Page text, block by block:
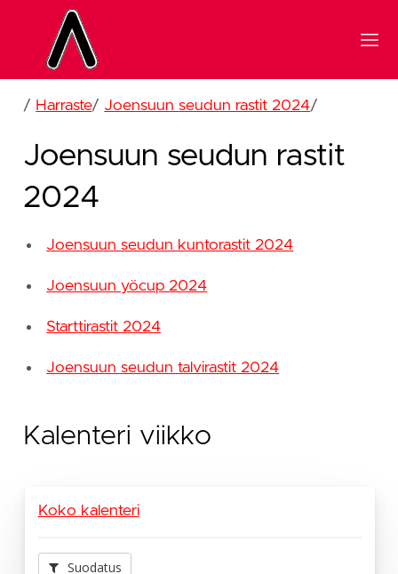
/ Harraste/ Joensuun seudun rastit 2024/
Joensuun seudun rastit
2024
Joensuun seudun kuntorastit 2024
Joensuun yöcup 2024
Starttirastit 2024
Joensuun seudun talvirastit 2024
Kalenteri viikko
Koko kalenteri